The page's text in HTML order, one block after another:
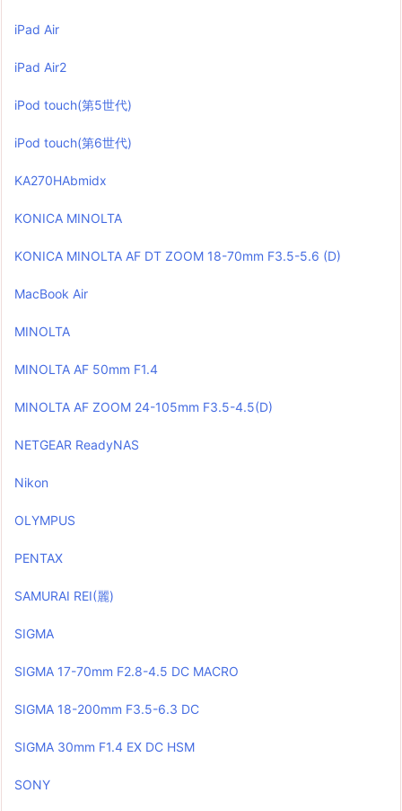
iPad Air
iPad Air2
iPod touch(第5世代)
iPod touch(第6世代)
KA270HAbmidx
KONICA MINOLTA
KONICA MINOLTA AF DT ZOOM 18-70mm F3.5-5.6 (D)
MacBook Air
MINOLTA
MINOLTA AF 50mm F1.4
MINOLTA AF ZOOM 24-105mm F3.5-4.5(D)
NETGEAR ReadyNAS
Nikon
OLYMPUS
PENTAX
SAMURAI REI(麗)
SIGMA
SIGMA 17-70mm F2.8-4.5 DC MACRO
SIGMA 18-200mm F3.5-6.3 DC
SIGMA 30mm F1.4 EX DC HSM
SONY